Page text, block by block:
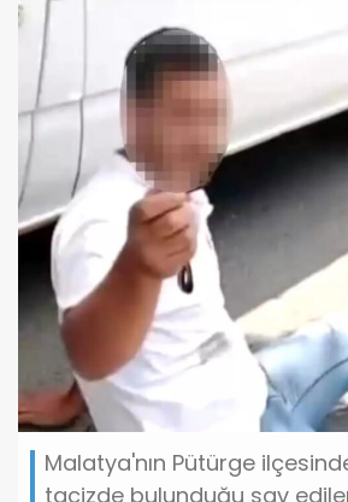
Malatya'nın Pütürge
tacizde bulunduğu sav